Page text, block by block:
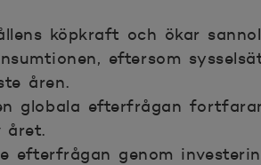
köpkraft och ökar
eftersom
åren.
globala efterfrågan
året.
efterfrågan genom